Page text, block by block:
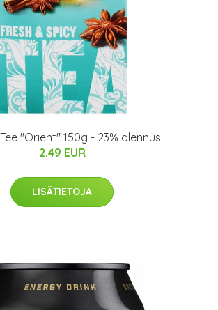
"Orient" 150g - 23% alennus
2.49 EUR
LISÄTIETOJA